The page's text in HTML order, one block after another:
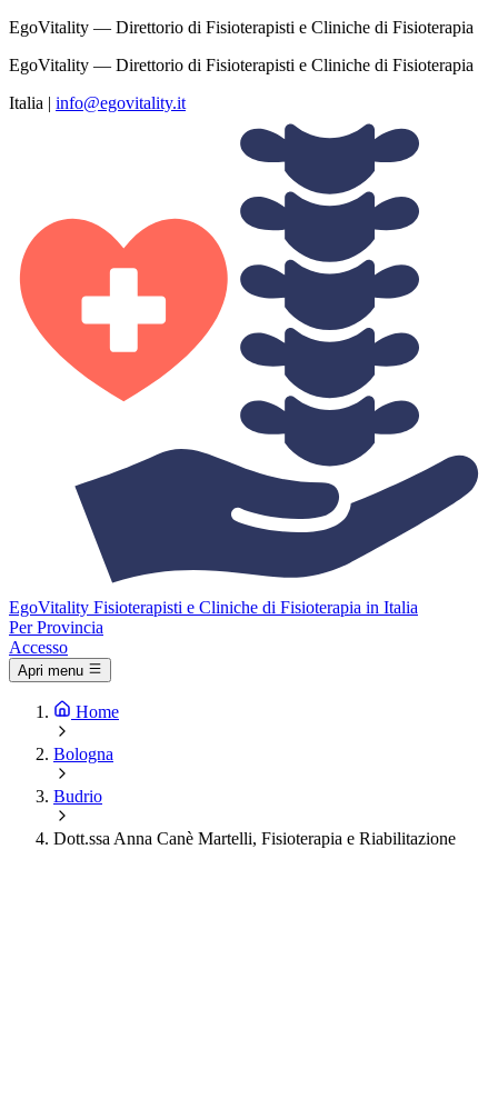
EgoVitality — Direttorio di Fisioterapisti e Cliniche di Fisioterapia
EgoVitality — Direttorio di Fisioterapisti e Cliniche di Fisioterapia
Italia | info@egovitality.it
EgoVitality Fisioterapisti e Cliniche di Fisioterapia in Italia
Per Provincia
Accesso
Apri menu
Home
Bologna
Budrio
Dott.ssa Anna Canè Martelli, Fisioterapia e Riabilitazione